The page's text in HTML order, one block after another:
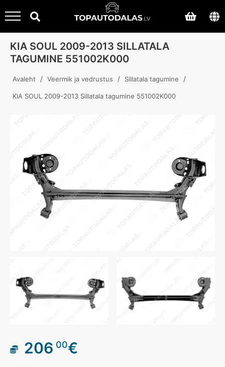
KIA SOUL 2009-2013 SILLATALA
TAGUMINE 551002K000
Avaleht / Veermik ja vedrustus / Sillatala tagumine /
KIA SOUL 2009-2013 Sillatala tagumine 551002K000
206 00€